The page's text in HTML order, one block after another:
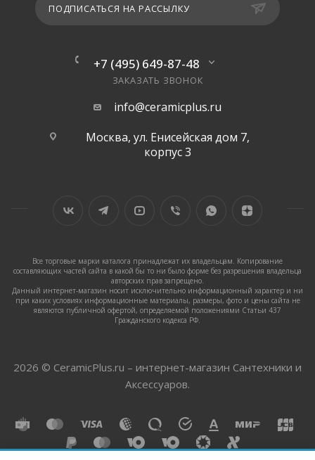
ПОДПИСАТЬСЯ НА РАССЫЛКУ
+7 (495) 649-87-48
ЗАКАЗАТЬ ЗВОНОК
info@ceramicplus.ru
Москва, ул. Енисейская дом 7,
корпус 3
Все торговые марки каталога принадлежат их владельцам. Копирование
составляющих частей сайта в какой бы то ни было форме без разрешения владельца
авторских прав запрещено.
Данный интернет-магазин носит исключительно информационный характер и ни
при каких условиях информационные материалы, размеры, фото и цены сайта не
являются публичной офертой, определяемой положениями Статьи 437
Гражданского кодекса РФ.
2026 © CeramicPlus.ru – интернет-магазин Сантехники и
Аксессуаров.